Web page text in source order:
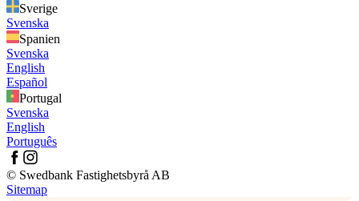
Sverige
Svenska
Spanien
Svenska
English
Español
Portugal
Svenska
English
Português
© Swedbank Fastighetsbyrå AB
Sitemap